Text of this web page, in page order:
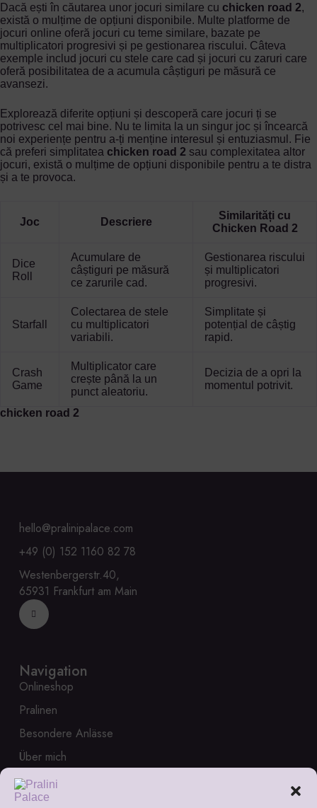
Dacă ești în căutarea unor jocuri similare cu chicken road 2,
există o mulțime de opțiuni disponibile. Multe platforme de
jocuri online oferă jocuri cu teme similare, bazate pe
multiplicatori progresivi și pe gestionarea riscului. Câteva
exemple includ jocuri cu stele care cad și jocuri cu zaruri care
oferă posibilitatea de a acumula câștiguri pe măsură ce
avansezi.
Explorează diferite opțiuni și descoperă care jocuri ți se
potrivesc cel mai bine. Nu te limita la un singur joc și încearcă
noi experiențe pentru a-ți menține interesul și entuziasmul. Fie
că preferi simplitatea chicken road 2 sau complexitatea altor
jocuri, există o mulțime de opțiuni disponibile pentru a te distra
și a te provoca.
Joc Descriere
Similarități cu
Chicken Road 2
Dice
Roll
Acumulare de
câștiguri pe măsură
ce zarurile cad.
Gestionarea riscului
și multiplicatori
progresivi.
Starfall
Colectarea de stele
cu multiplicatori
variabili.
Simplitate și
potențial de câștig
rapid.
Crash
Game
Multiplicator care
crește până la un
punct aleatoriu.
Decizia de a opri la
momentul potrivit.
chicken road 2
hello@pralinipalace.com
+49 (0) 152 1160 82 78
Westenbergerstr.40,
65931 Frankfurt am Main
Navigation
Onlineshop
Pralinen
Besondere Anlässe
Über mich